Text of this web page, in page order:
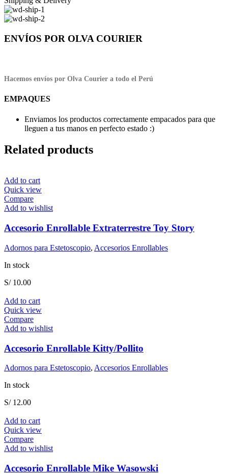
ENVÍOS POR OLVA COURIER
Hacemos envíos por Olva Courier a todo el Perú
EMPAQUES
Enviamos los productos correctamente empacados para que
lleguen a tus manos en perfecto estado :)
Related products
Add to cart
Quick view
Compare
Add to wishlist
Accesorio Enrollable Extraterrestre Toy Story
Adornos para Estetoscopio, Accesorios Enrollables
In stock
S/10.00
Add to cart
Quick view
Compare
Add to wishlist
Accesorio Enrollable Kitty/Pollito
Adornos para Estetoscopio, Accesorios Enrollables
In stock
S/12.00
Add to cart
Quick view
Compare
Add to wishlist
Accesorio Enrollable Mike Wasowski